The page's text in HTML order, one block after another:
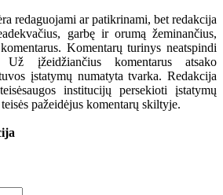
redaguojami ar patikrinami, bet redakcija
garbę ir orumą žeminančius,
Komentarų turinys neatspindi
Už įžeidžiančius komentarus atsako
įstatymų numatyta tvarka. Redakcija
institucijų persekioti įstatymų
pažeidėjus komentarų skiltyje.